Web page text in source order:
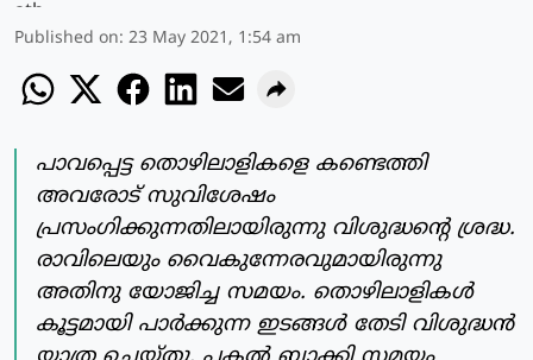
Published on: 23 May 2021, 1:54 am
പാവപ്പെട്ട തൊഴിലാളികളെ കണ്ടെത്തി
അവരോട് സുവിശേഷം
പ്രസംഗിക്കുന്നതിലായിരുന്നു വിശുദ്ധന്റെ ശ്രദ്ധ.
രാവിലെയും വൈകുന്നേരവുമായിരുന്നു
അതിനു യോജിച്ച സമയം. തൊഴിലാളികള്‍
കൂട്ടമായി പാര്‍ക്കുന്ന ഇടങ്ങള്‍ തേടി വിശുദ്ധന്‍